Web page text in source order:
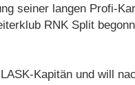
seiner langen Profi-
RNK Split
Kapitän und will